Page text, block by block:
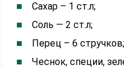
Сахар – 1 ст.л;
Соль — 2 ст.л;
Перец – 6 стручков;
Чеснок, специи,